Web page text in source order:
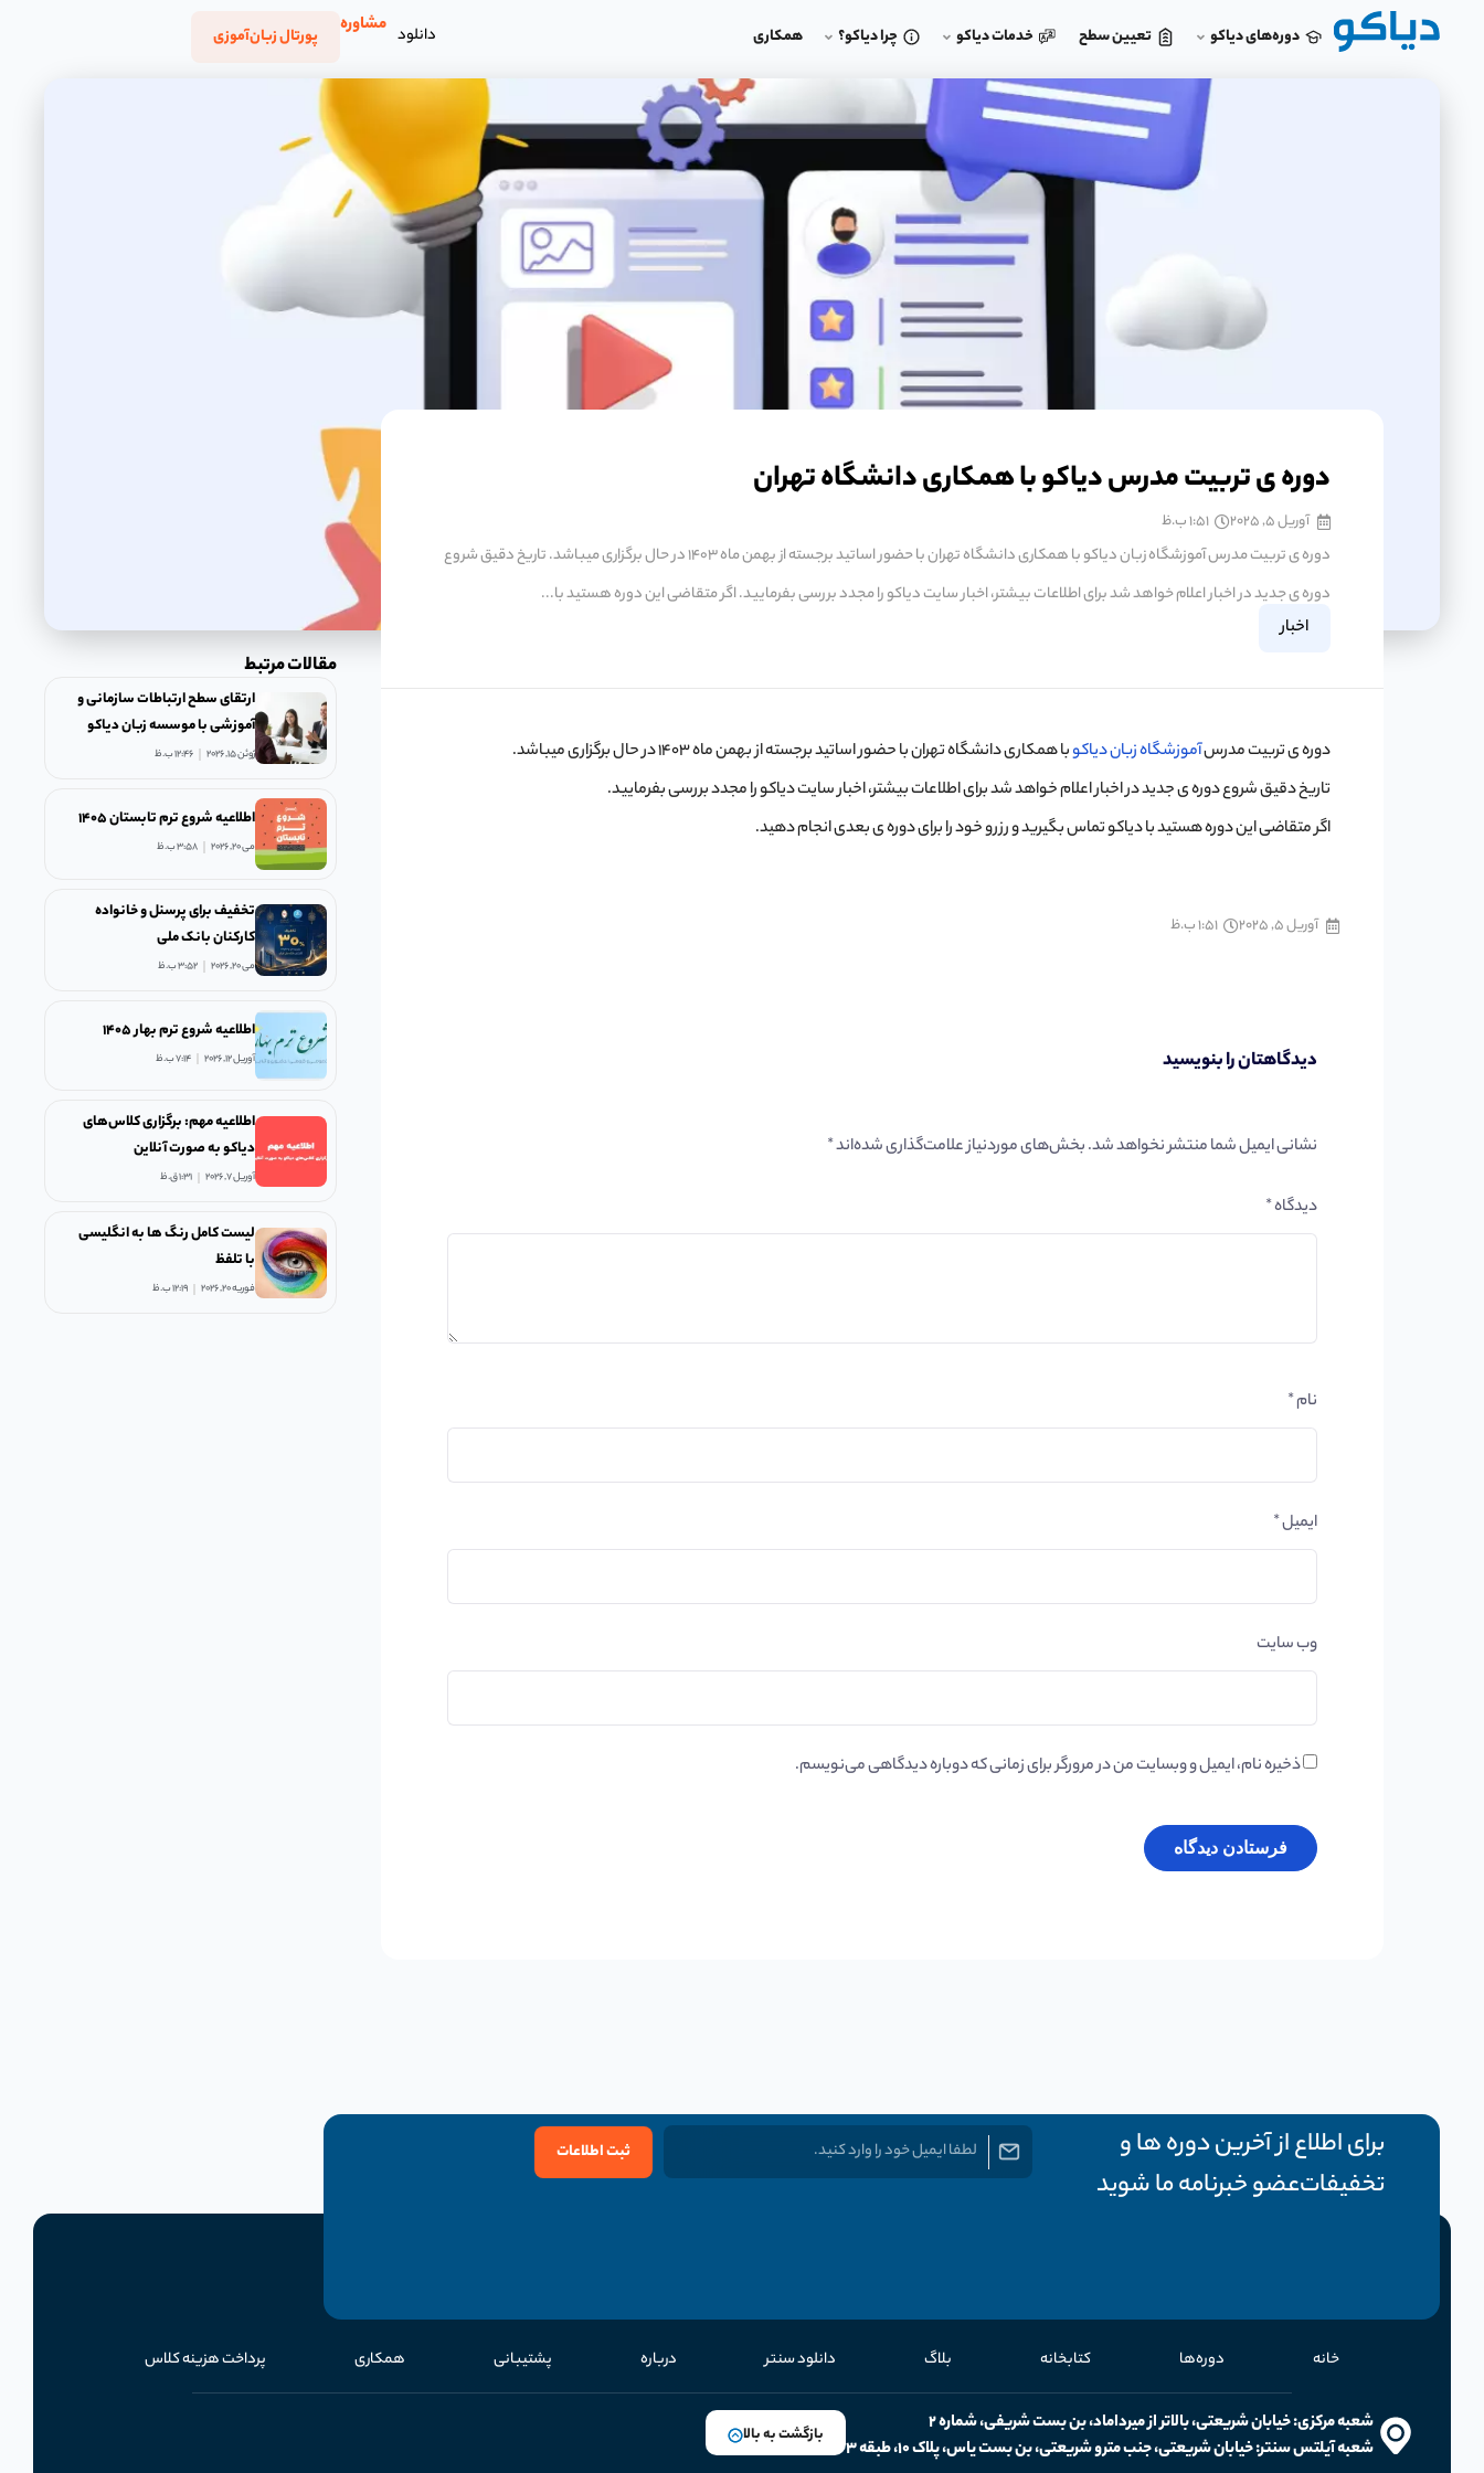
دوره‌های دیاکو تعیین سطح خدمات دیاکو چرا دیاکو؟ همکاری دانلود مشاوره پورتال زبان‌آموزی
دوره ی تربیت مدرس دیاکو با همکاری دانشگاه تهران
آوریل 5, 2025 1:51 ب.ظ
دوره ی تربیت مدرس آموزشگاه زبان دیاکو با همکاری دانشگاه تهران با حضور اساتید برجسته از بهمن ماه ۱۴۰۳ در حال برگزاری میباشد. تاریخ دقیق شروع
دوره ی جدید در اخبار اعلام خواهد شد برای اطلاعات بیشتر، اخبار سایت دیاکو را مجدد بررسی بفرمایید. اگر متقاضی این دوره هستید با...
اخبار
دوره ی تربیت مدرسآموزشگاه زبان دیاکوبا همکاری دانشگاه تهران با حضور اساتید برجسته از بهمن ماه ۱۴۰۳ در حال برگزاری میباشد.
تاریخ دقیق شروع دوره ی جدید در اخبار اعلام خواهد شد برای اطلاعات بیشتر، اخبار سایت دیاکو را مجدد بررسی بفرمایید.
اگر متقاضی این دوره هستید با دیاکو تماس بگیرید و رزرو خود را برای دوره ی بعدی انجام دهید.
آوریل 5, 2025 1:51 ب.ظ
دیدگاهتان را بنویسید
نشانی ایمیل شما منتشر نخواهد شد.بخش‌های موردنیاز علامت‌گذاری شده‌اند*
دیدگاه*
نام*
ایمیل*
وب‌ سایت
ذخیره نام، ایمیل و وبسایت من در مرورگر برای زمانی که دوباره دیدگاهی می‌نویسم.
مقالات مرتبط
ارتقای سطح ارتباطات سازمانی و
آموزشی با موسسه زبان دیاکو
ژوئن 15, 2026 12:46 ب.ظ
اطلاعیه شروع ترم تابستان ۱۴۰۵
می 20, 2026 3:58 ب.ظ
تخفیف برای پرسنل و خانواده
کارکنان بانک ملی
می 20, 2026 3:52 ب.ظ
اطلاعیه شروع ترم بهار ۱۴۰۵
آوریل 12, 2026 7:14 ب.ظ
اطلاعیه مهم: برگزاری کلاس‌های
دیاکو به صورت آنلاین
آوریل 7, 2026 1:31 ق.ظ
لیست کامل رنگ ها به انگلیسی
با تلفظ
فوریه 20, 2026 12:19 ب.ظ
برای اطلاع از آخرین دوره ها و
تخفیفات عضو خبرنامه ما شوید
ثبت اطلاعات
خانه دوره‌ها کتابخانه بلاگ دانلود سنتر درباره پشتیبانی همکاری پرداخت هزینه کلاس
‫شعبه ‬‫مرکزی‪:‬‬ ‫خیابان‬ ‫شریعتی‪،‬‬ ‫بالاتر‬ ‫از‬ ‫میرداماد‪،‬‬ ‫بن‬ ‫بست‬ ‫شریفی‪،‬‬ ‫شماره‬ ‫‪2‬‬
‫شعبه ‬‫آیلتس‬ ‫سنتر‪:‬‬ ‫خیابان‬ ‫شریعتی‪،‬‬ ‫جنب‬ ‫مترو‬ ‫شریعتی‪،‬‬ ‫بن‬ ‫بست‬ ‫یاس‪،‬‬ ‫پلاک ۱۰، طبقه ۳
بازگشت به بالا